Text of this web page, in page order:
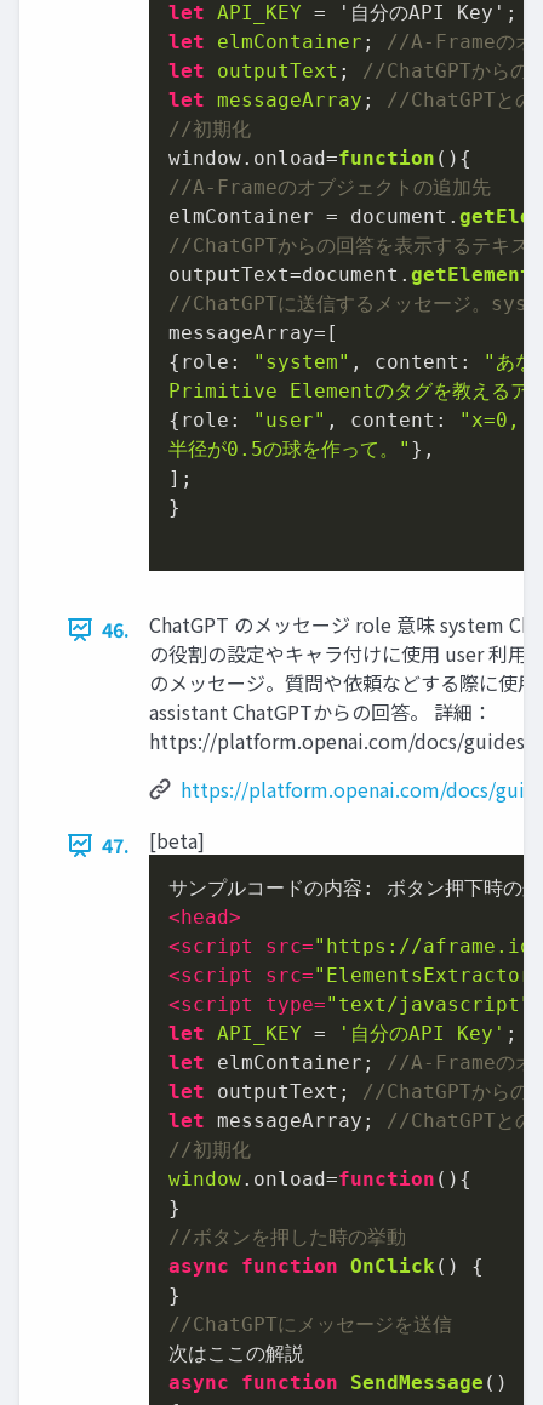
let API_KEY
let
elmContainer ; //A-Frameのオ
let
outputText ; //ChatGPTからの
let messageArray ; //ChatGPTとの
//初期化
window.onload=function
//A-Frameのオブジェクトの追加先
elmContainer = document.
//ChatGPTからの回答を表⽰するテキス
outputText=document.
//ChatGPTに送信するメッセージ。
messageArray=[
{role:
"system" , content:
"あな
Primitive Elementのタグを教えるア
{role:
"user" , content:
"x=0,
半径が0.5の球を作って。" },
];
}
46.
ChatGPT のメッセージ role 意味 system
の役割の設定やキャラ付けに使⽤ user 利⽤
のメッセージ。質問や依頼などする際に使⽤
assistant ChatGPTからの回答。 詳細：
https://platform.openai.com/docs/guides/
https://platform.openai.com/docs/
47.
[beta]
<head>
<script src="https://
<script src=
<script type="text/javascript"
let API_KEY = '⾃分のAPI Key'
let elmContainer; //A-Frameのオ
let outputText; //ChatGPTからの
let messageArray; //ChatGPTとの
//初期化
window. onload=function ( ){
//ボタンを押した時の挙動
async
function OnClick ( ) {
//ChatGPTにメッセージを送信
async
function SendMessage ( )